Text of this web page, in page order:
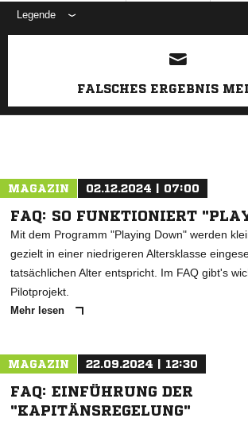
Legende
ANZEIGE
FALSCHES ERGEBNIS
MAGAZIN 02.12.2024 | 07:00
FAQ: SO FUNKTIONIERT
Mit dem Programm "Playing Down" werden
gezielt in einer niedrigeren Altersklasse
tatsächlichen Alter entspricht. Im FAQ gibt's
Pilotprojekt.
Mehr lesen
MAGAZIN 22.09.2024 | 12:30
FAQ: EINFÜHRUNG DER
"KAPITÄNSREGELUNG"